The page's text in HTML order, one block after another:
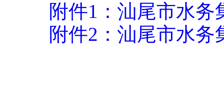
附件1：汕尾市水
附件2：汕尾市水务